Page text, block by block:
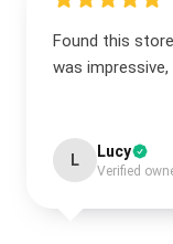
Found this
was
L Lucy
Verified